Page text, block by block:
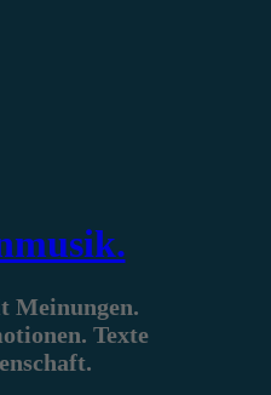
Meinungen.
Texte